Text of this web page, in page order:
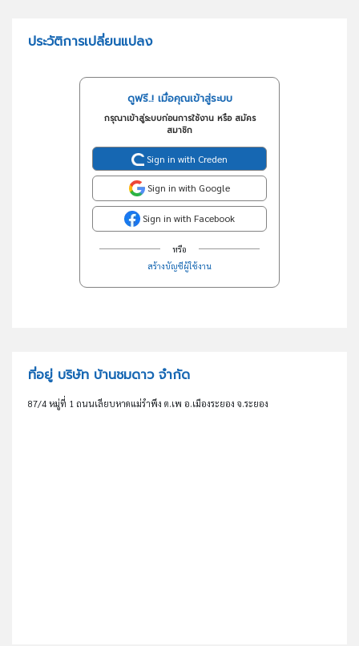
ประวัติการเปลี่ยนแปลง
ดูฟรี..! เมื่อคุณเข้าสู่ระบบ
กรุณาเข้าสู่ระบบก่อนการใช้งาน หรือ สมัคร
สมาชิก
Sign in with Creden
Sign in with Google
Sign in with Facebook
หรือ
สร้างบัญชีผู้ใช้งาน
ที่อยู่ บริษัท บ้านชมดาว จำกัด
87/4 หมู่ที่ 1 ถนนเลียบหาดแม่รำพึง ต.เพ อ.เมืองระยอง จ.ระยอง